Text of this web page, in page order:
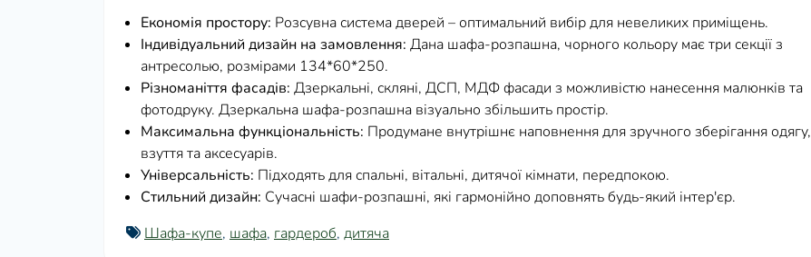
Економія простору: Розсувна система дверей – оптимальний вибір для невеликих приміщень.
Індивідуальний дизайн на замовлення: Дана шафа-розпашна, чорного кольору має три секції з
антресолью, розмірами 134*60*250.
Різноманіття фасадів: Дзеркальні, скляні, ДСП, МДФ фасади з можливістю нанесення малюнків та
фотодруку. Дзеркальна шафа-розпашна візуально збільшить простір.
Максимальна функціональність: Продумане внутрішнє наповнення для зручного зберігання одягу,
взуття та аксесуарів.
Універсальність: Підходять для спальні, вітальні, дитячої кімнати, передпокою.
Стильний дизайн: Сучасні шафи-розпашні, які гармонійно доповнять будь-який інтер'єр.
Шафа-купе, шафа, гардероб, дитяча